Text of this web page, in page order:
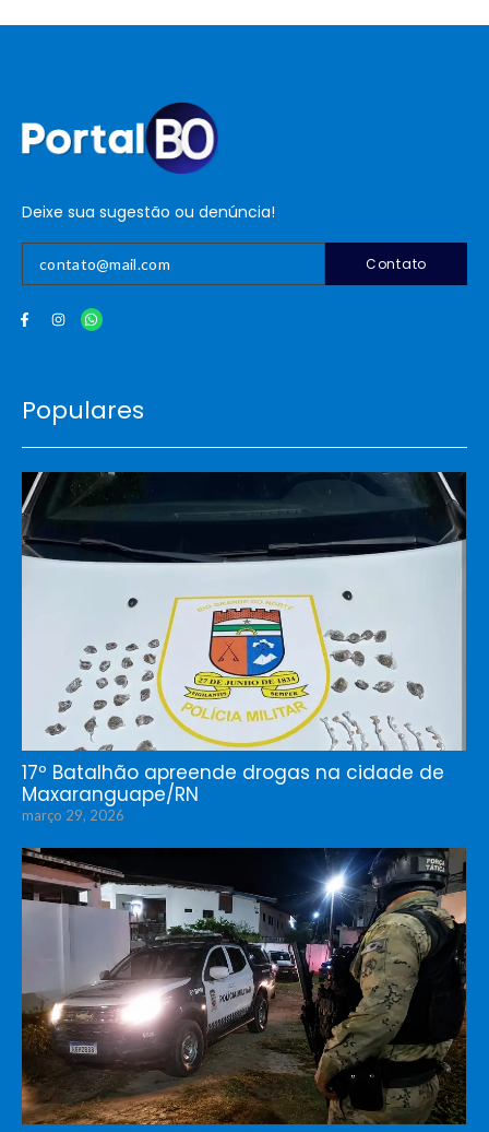
Deixe sua sugestão ou denúncia!
Contato
Populares
17º Batalhão apreende drogas na cidade de
Maxaranguape/RN
março 29, 2026